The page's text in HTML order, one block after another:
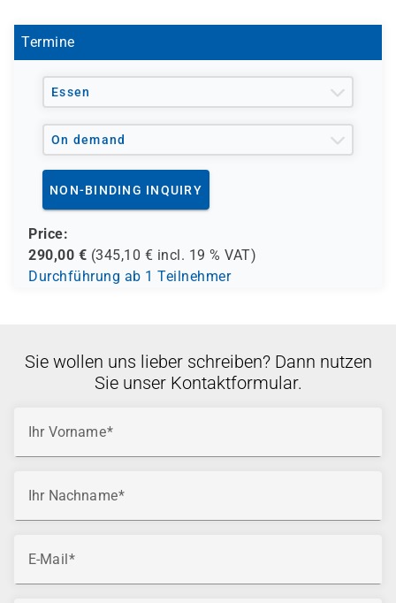
- regionale Einrichtungen
und andere Träger möglich
Termine
Essen
On demand
NON-BINDING INQUIRY
Price:
290,00 € (345,10 € incl. 19 % VAT)
Durchführung ab 1 Teilnehmer
Sie wollen uns lieber schreiben? Dann nutzen
Sie unser Kontaktformular.
Ihr Vorname
Ihr Nachname
E-Mail